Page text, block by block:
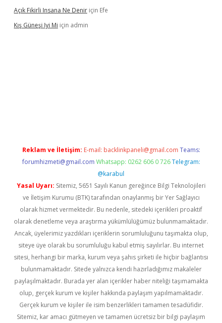
Açık Fikirli Insana Ne Denir için Efe
Kış Güneşi Iyi Mi için admin
Reklam ve İletişim: E-mail: backlinkpaneli@gmail.com Teams:
forumhizmeti@gmail.com Whatsapp: 0262 606 0 726 Telegram:
@karabul
Yasal Uyarı: Sitemiz, 5651 Sayılı Kanun gereğince Bilgi Teknolojileri
ve İletişim Kurumu (BTK) tarafından onaylanmış bir Yer Sağlayıcı
olarak hizmet vermektedir. Bu nedenle, sitedeki içerikleri proaktif
olarak denetleme veya araştırma yükümlülüğümüz bulunmamaktadır.
Ancak, üyelerimiz yazdıkları içeriklerin sorumluluğunu taşımakta olup,
siteye üye olarak bu sorumluluğu kabul etmiş sayılırlar. Bu internet
sitesi, herhangi bir marka, kurum veya şahıs şirketi ile hiçbir bağlantısı
bulunmamaktadır. Sitede yalnızca kendi hazırladığımız makaleler
paylaşılmaktadır. Burada yer alan içerikler haber niteliği taşımamakta
olup, gerçek kurum ve kişiler hakkında paylaşım yapılmamaktadır.
Gerçek kurum ve kişiler ile isim benzerlikleri tamamen tesadüfidir.
Sitemiz, kar amacı gütmeyen ve tamamen ücretsiz bir bilgi paylaşım